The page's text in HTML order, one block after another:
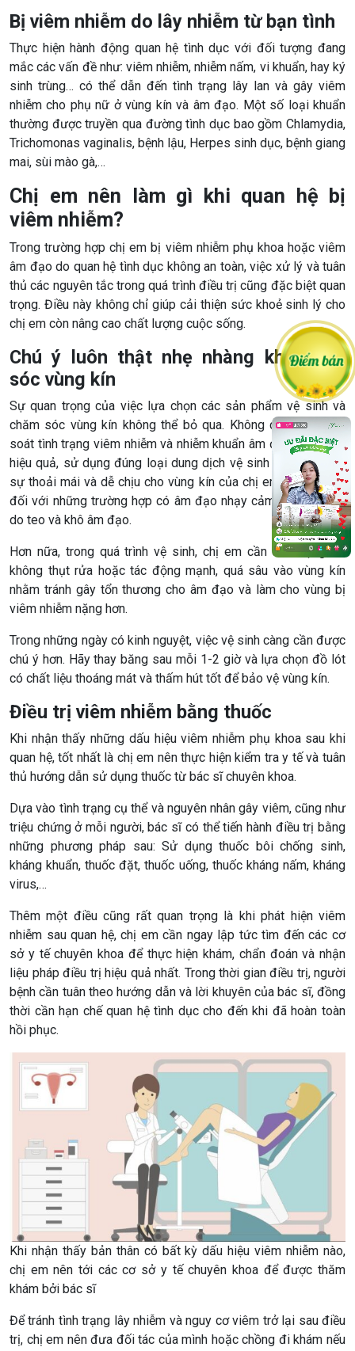
Bị viêm nhiễm do lây nhiễm từ bạn tình
Thực hiện hành động quan hệ tình dục với đối tượng đang
mắc các vấn đề như: viêm nhiễm, nhiễm nấm, vi khuẩn, hay ký
sinh trùng… có thể dẫn đến tình trạng lây lan và gây viêm
nhiễm cho phụ nữ ở vùng kín và âm đạo. Một số loại khuẩn
thường được truyền qua đường tình dục bao gồm Chlamydia,
Trichomonas vaginalis, bệnh lậu, Herpes sinh dục, bệnh giang
mai, sùi mào gà,…
Chị em nên làm gì khi quan hệ bị
viêm nhiễm?
Trong trường hợp chị em bị viêm nhiễm phụ khoa hoặc viêm
âm đạo do quan hệ tình dục không an toàn, việc xử lý và tuân
thủ các nguyên tắc trong quá trình điều trị cũng đặc biệt quan
trọng. Điều này không chỉ giúp cải thiện sức khoẻ sinh lý cho
chị em còn nâng cao chất lượng cuộc sống.
Chú ý luôn thật nhẹ nhàng khi chăm
sóc vùng kín
Sự quan trọng của việc lựa chọn các sản phẩm vệ sinh và
chăm sóc vùng kín không thể bỏ qua. Không chỉ giúp kiểm
soát tình trạng viêm nhiễm và nhiễm khuẩn âm đạo một cách
hiệu quả, sử dụng đúng loại dung dịch vệ sinh còn mang lại
sự thoải mái và dễ chịu cho vùng kín của chị em, đặc biệt là
đối với những trường hợp có âm đạo nhạy cảm, viêm nhiễm
do teo và khô âm đạo.
Hơn nữa, trong quá trình vệ sinh, chị em cần cẩn trọng để
không thụt rửa hoặc tác động mạnh, quá sâu vào vùng kín
nhằm tránh gây tổn thương cho âm đạo và làm cho vùng bị
viêm nhiễm nặng hơn.
Trong những ngày có kinh nguyệt, việc vệ sinh càng cần được
chú ý hơn. Hãy thay băng sau mỗi 1-2 giờ và lựa chọn đồ lót
có chất liệu thoáng mát và thấm hút tốt để bảo vệ vùng kín.
Điều trị viêm nhiễm bằng thuốc
Khi nhận thấy những dấu hiệu viêm nhiễm phụ khoa sau khi
quan hệ, tốt nhất là chị em nên thực hiện kiểm tra y tế và tuân
thủ hướng dẫn sử dụng thuốc từ bác sĩ chuyên khoa.
Dựa vào tình trạng cụ thể và nguyên nhân gây viêm, cũng như
triệu chứng ở mỗi người, bác sĩ có thể tiến hành điều trị bằng
những phương pháp sau: Sử dụng thuốc bôi chống sinh,
kháng khuẩn, thuốc đặt, thuốc uống, thuốc kháng nấm, kháng
virus,…
Thêm một điều cũng rất quan trọng là khi phát hiện viêm
nhiễm sau quan hệ, chị em cần ngay lập tức tìm đến các cơ
sở y tế chuyên khoa để thực hiện khám, chẩn đoán và nhận
liệu pháp điều trị hiệu quả nhất. Trong thời gian điều trị, người
bệnh cần tuân theo hướng dẫn và lời khuyên của bác sĩ, đồng
thời cần hạn chế quan hệ tình dục cho đến khi đã hoàn toàn
hồi phục.
Khi nhận thấy bản thân có bất kỳ dấu hiệu viêm nhiễm nào,
chị em nên tới các cơ sở y tế chuyên khoa để được thăm
khám bởi bác sĩ
Để tránh tình trạng lây nhiễm và nguy cơ viêm trở lại sau điều
trị, chị em nên đưa đối tác của mình hoặc chồng đi khám nếu